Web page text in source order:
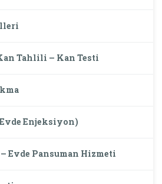
Tahlili – Kan Testi
Enjeksiyon)
– Evde Pansuman Hizmeti